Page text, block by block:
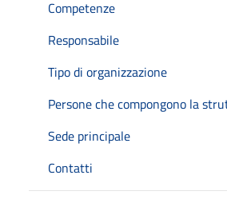
Competenze
Responsabile
Tipo di organizzazione
Persone che compongono la
Sede principale
Contatti